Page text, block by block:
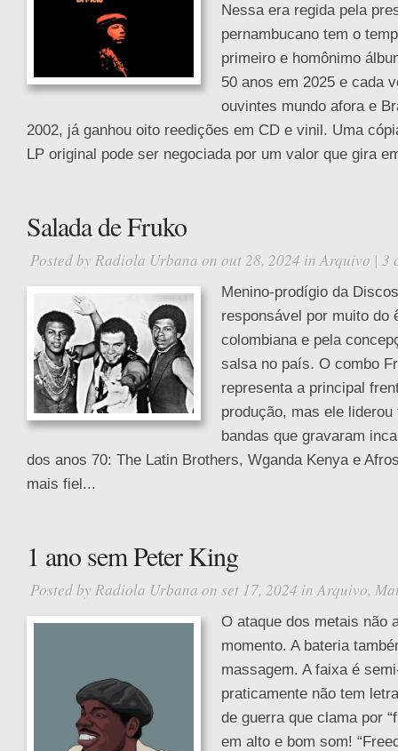
Nessa era regida pela
pernambucano tem o
primeiro e homônimo
50 anos em 2025 e cada
ouvintes mundo afora e
2002, já ganhou oito reedições em CD e vinil. Uma
LP original pode ser negociada por um valor que gira
Salada de Fruko
Posted by Radiola Urbana on out 28, 2024 inArquivo | 3
Menino-prodígio da
responsável por muito do
colombiana e pela
salsa no país. O combo
representa a principal
produção, mas ele
bandas que gravaram
dos anos 70: The Latin Brothers, Wganda Kenya e
mais fiel...
1 ano sem Peter King
Posted by Radiola Urbana on set 17, 2024 inArquivo,
O ataque dos metais não
momento. A bateria
massagem. A faixa é
praticamente não tem
de guerra que clama por
em alto e bom som!